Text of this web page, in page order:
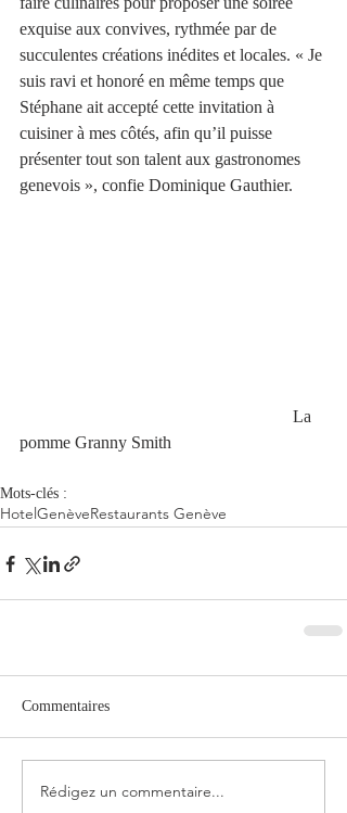
exquise aux convives, rythmée par de
succulentes créations inédites et locales. « Je
suis ravi et honoré en même temps que
Stéphane ait accepté cette invitation à
cuisiner à mes côtés, afin qu’il puisse
présenter tout son talent aux gastronomes
genevois », confie Dominique Gauthier.
pomme Granny Smith
Mots-clés :
Hotel GenèveRestaurants Genève
Commentaires
Rédigez un commentaire...